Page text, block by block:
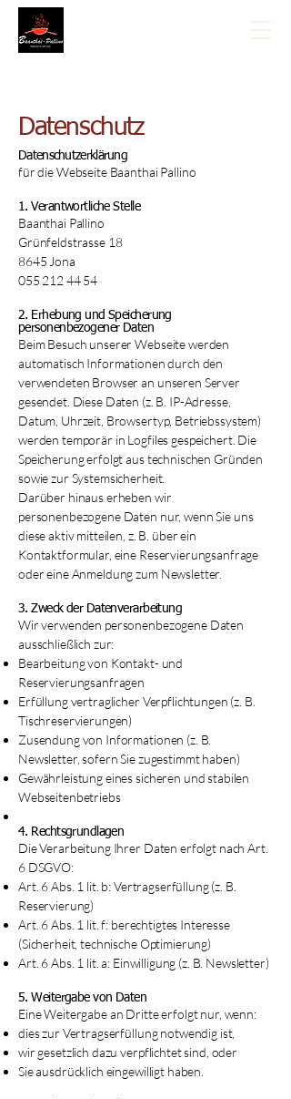
Datenschutz
Datenschutzerklärung
für die Webseite Baanthai Pallino
1. Verantwortliche Stelle
Baanthai Pallino
Grünfeldstrasse 18
8645 Jona
055 212 44 54
2. Erhebung und Speicherung
personenbezogener Daten
Beim Besuch unserer Webseite werden
automatisch Informationen durch den
verwendeten Browser an unseren Server
gesendet. Diese Daten (z. B. IP-Adresse,
Datum, Uhrzeit, Browsertyp, Betriebssystem)
werden temporär in Logfiles gespeichert. Die
Speicherung erfolgt aus technischen Gründen
sowie zur Systemsicherheit.
Darüber hinaus erheben wir
personenbezogene Daten nur, wenn Sie uns
diese aktiv mitteilen, z. B. über ein
Kontaktformular, eine Reservierungsanfrage
oder eine Anmeldung zum Newsletter.
3. Zweck der Datenverarbeitung
Wir verwenden personenbezogene Daten
ausschließlich zur:
Bearbeitung von Kontakt- und
Reservierungsanfragen
Erfüllung vertraglicher Verpflichtungen (z. B.
Tischreservierungen)
Zusendung von Informationen (z. B.
Newsletter, sofern Sie zugestimmt haben)
Gewährleistung eines sicheren und stabilen
Webseitenbetriebs
4. Rechtsgrundlagen
Die Verarbeitung Ihrer Daten erfolgt nach Art.
6 DSGVO:
Art. 6 Abs. 1 lit. b: Vertragserfüllung (z. B.
Reservierung)
Art. 6 Abs. 1 lit. f: berechtigtes Interesse
(Sicherheit, technische Optimierung)
Art. 6 Abs. 1 lit. a: Einwilligung (z. B. Newsletter)
5. Weitergabe von Daten
Eine Weitergabe an Dritte erfolgt nur, wenn:
dies zur Vertragserfüllung notwendig ist,
wir gesetzlich dazu verpflichtet sind, oder
Sie ausdrücklich eingewilligt haben.